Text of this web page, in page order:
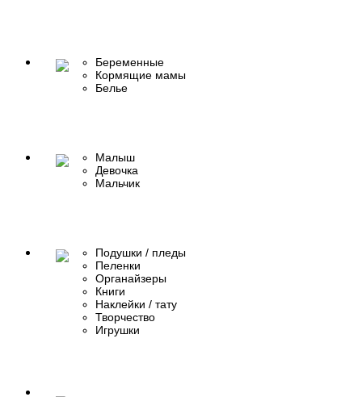
Беременные
Кормящие мамы
Белье
Малыш
Девочка
Мальчик
Подушки / пледы
Пеленки
Органайзеры
Книги
Наклейки / тату
Творчество
Игрушки